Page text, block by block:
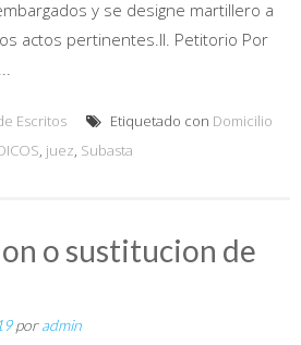
y se designe martillero a
actos pertinentes.II. Petitorio Por
Escritos Etiquetado con Domicilio
, juez, Subasta
o sustitucion de
poradmin